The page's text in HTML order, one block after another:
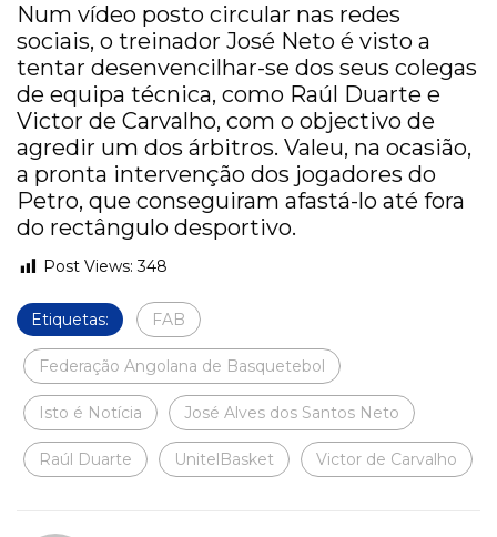
Num vídeo posto circular nas redes
sociais, o treinador José Neto é visto a
tentar desenvencilhar-se dos seus colegas
de equipa técnica, como Raúl Duarte e
Victor de Carvalho, com o objectivo de
agredir um dos árbitros. Valeu, na ocasião,
a pronta intervenção dos jogadores do
Petro, que conseguiram afastá-lo até fora
do rectângulo desportivo.
Post Views: 348
Etiquetas: FAB
Federação Angolana de Basquetebol
Isto é Notícia José Alves dos Santos Neto
Raúl Duarte UnitelBasket Victor de Carvalho